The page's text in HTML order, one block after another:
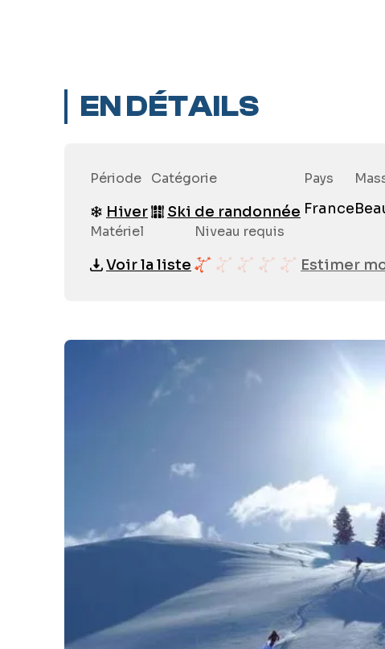
EN DÉTAILS
Période
Hiver
Catégorie
Ski de randonnée
Pays
France
Matériel
Voir la liste
Niveau requis
Estimer